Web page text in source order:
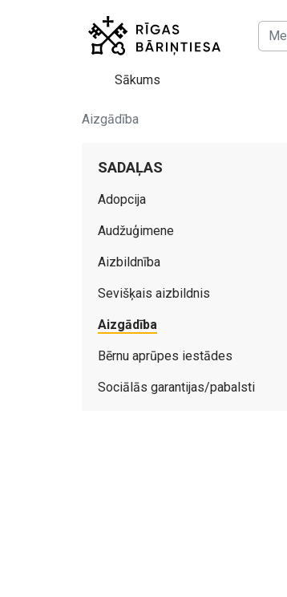
Sākums
Aizgādība
SADAĻAS
Adopcija
Audžuģimene
Aizbildnība
Sevišķais aizbildnis
Aizgādība
Bērnu aprūpes iestādes
Sociālās garantijas/pabalsti